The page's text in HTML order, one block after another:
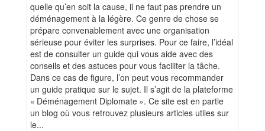
quelle qu’en soit la cause, il ne faut pas prendre un
déménagement à la légère. Ce genre de chose se
prépare convenablement avec une organisation
sérieuse pour éviter les surprises. Pour ce faire, l’idéal
est de consulter un guide qui vous aide avec des
conseils et des astuces pour vous faciliter la tâche.
Dans ce cas de figure, l’on peut vous recommander
un guide pratique sur le sujet. Il s’agit de la plateforme
« Déménagement Diplomate ». Ce site est en partie
un blog où vous retrouvez plusieurs articles utiles sur
le...